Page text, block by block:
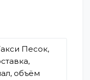
Песок,
объём